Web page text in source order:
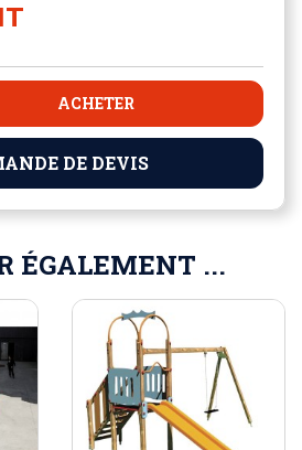
ACHETER
DE DEVIS
ÉGALEMENT ...